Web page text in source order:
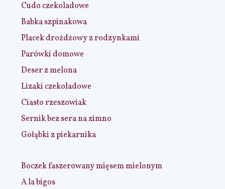
Cudo czekoladowe
Babka szpinakowa
Placek drożdżowy z rodzynkami
Parówki domowe
Deser z melona
Lizaki czekoladowe
Ciasto rzeszowiak
Sernik bez sera na zimno
Gołąbki z piekarnika
Boczek faszerowany mięsem mielonym
A la bigos